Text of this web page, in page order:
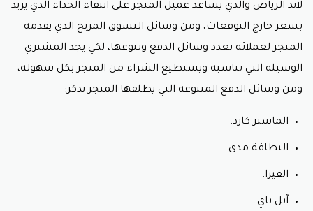
لاند الرياض والذي يساعد عميل المتجر على انتقاء الحذاء الذي يريد
بسعر خارج التوقعات، ومن وسائل التسوق المريح الذي يقدمه
المتجر لعملائه تعدد وسائل الدفع وتنوعها، لكي يجد المشتري
الوسيلة التي تناسبه ويستطيع الشراء من المتجر بكل سهولة،
ومن وسائل الدفع المتنوعة التي يطلقها المتجر نذكر:
الماستر كارد.
البطاقة مدى.
الفيزا.
آبل باي.